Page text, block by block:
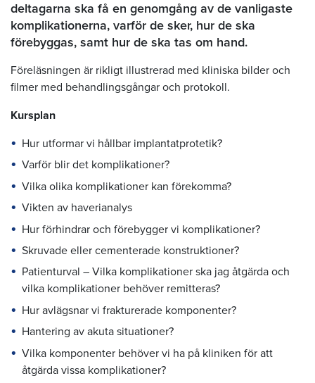
deltagarna ska få en genomgång av de vanligaste
komplikationerna, varför de sker, hur de ska
förebyggas, samt hur de ska tas om hand.
Föreläsningen är rikligt illustrerad med kliniska bilder och
filmer med behandlingsgångar och protokoll.
Kursplan
Hur utformar vi hållbar implantatprotetik?
Varför blir det komplikationer?
Vilka olika komplikationer kan förekomma?
Vikten av haverianalys
Hur förhindrar och förebygger vi komplikationer?
Skruvade eller cementerade konstruktioner?
Patienturval – Vilka komplikationer ska jag åtgärda och
vilka komplikationer behöver remitteras?
Hur avlägsnar vi frakturerade komponenter?
Hantering av akuta situationer?
Vilka komponenter behöver vi ha på kliniken för att
åtgärda vissa komplikationer?